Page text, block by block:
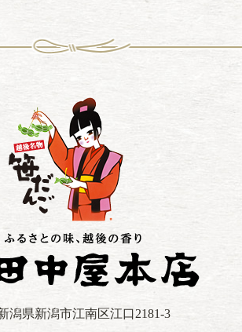
潟県新潟市江南区江口2181-3